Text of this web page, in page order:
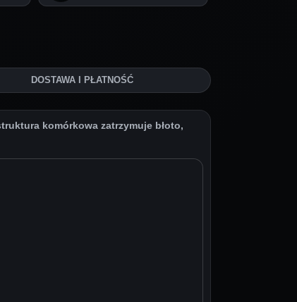
DOSTAWA I PŁATNOŚĆ
komórkowa zatrzymuje błoto,